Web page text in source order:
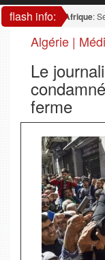
flash info:Afrique: Selon
Algérie |
Le
ferme